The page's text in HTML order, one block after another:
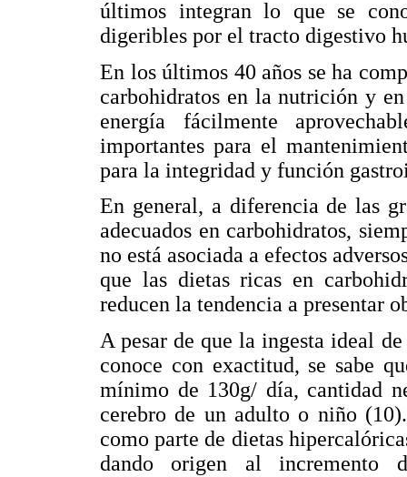
últimos integran lo que se
digeribles por el tracto digestivo
En los últimos 40 años se ha
carbohidratos en la nutrición y
energía fácilmente
importantes para el
para la integridad y función
En general, a diferencia de las
adecuados en carbohidratos,
no está asociada a efectos
que las dietas ricas en
reducen la tendencia a presentar
A pesar de que la ingesta ideal
conoce con exactitud, se sabe
mínimo de 130g/ día, cantidad
cerebro de un adulto o niño
como parte de dietas
dando origen al